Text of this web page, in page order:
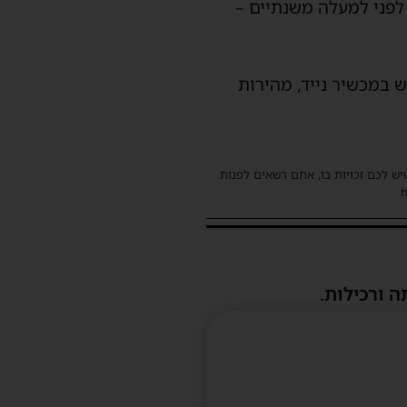
למעלה משנתיים –
במכשיר נייד, מהירות
לכם זכויות בו, אתם רשאים לפנות
ורכילות.